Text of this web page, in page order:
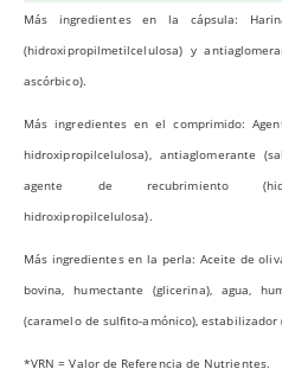
Más ingredientes en la cápsula:
(hidroxipropilmetilcelulosa) y
ascórbico).
Más ingredientes en el comprimido:
hidroxipropilcelulosa), antiaglomerante
agente de recubrimiento
hidroxipropilcelulosa).
Más ingredientes en la perla: Aceite de
bovina, humectante (glicerina), agua,
(caramelo de sulfito-amónico),
*VRN = Valor de Referencia de Nutrientes.